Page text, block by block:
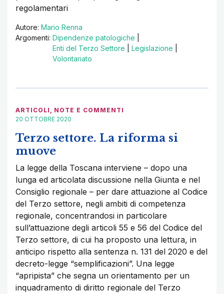
regolamentari
Autore: Mario Renna
Argomenti: Dipendenze patologiche
Enti del Terzo Settore
Legislazione
Volontariato
ARTICOLI , NOTE E COMMENTI
20 OTTOBRE 2020
Terzo settore. La riforma si
muove
La legge della Toscana interviene – dopo una
lunga ed articolata discussione nella Giunta e nel
Consiglio regionale – per dare attuazione al Codice
del Terzo settore, negli ambiti di competenza
regionale, concentrandosi in particolare
sull’attuazione degli articoli 55 e 56 del Codice del
Terzo settore, di cui ha proposto una lettura, in
anticipo rispetto alla sentenza n. 131 del 2020 e del
decreto-legge “semplificazioni”. Una legge
“apripista” che segna un orientamento per un
inquadramento di diritto regionale del Terzo